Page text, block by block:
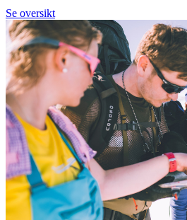
Se oversikt